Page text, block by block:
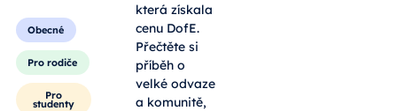
Obecné
Pro rodiče
Pro
studenty
která získala
cenu DofE.
Přečtěte si
příběh o
velké odvaze
a komunitě,